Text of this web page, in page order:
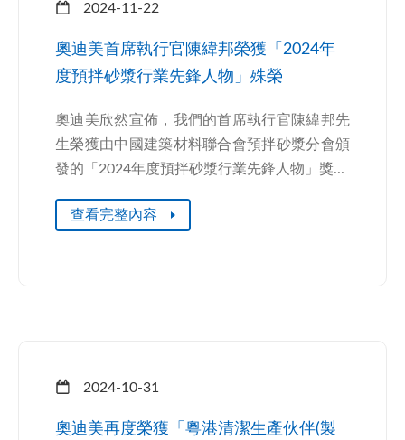
2024-11-22
奧迪美首席執行官陳緯邦榮獲「2024年
度預拌砂漿行業先鋒人物」殊榮
奧迪美欣然宣佈，我們的首席執行官陳緯邦先
生榮獲由中國建築材料聯合會預拌砂漿分會頒
發的「2024年度預拌砂漿行業先鋒人物」獎...
查看完整內容
2024-10-31
奧迪美再度榮獲「粵港清潔生產伙伴(製